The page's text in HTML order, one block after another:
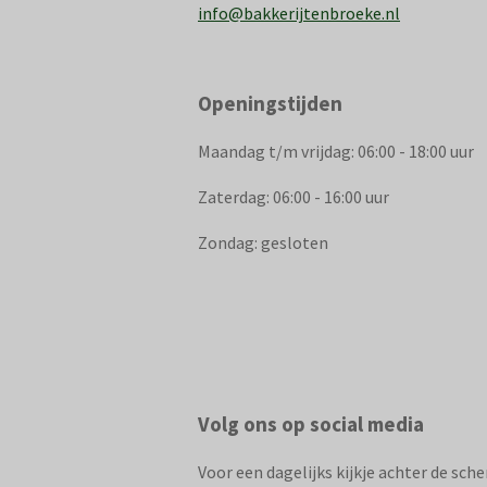
info@bakkerijtenbroeke.nl
Openingstijden
Maandag t/m vrijdag: 06:00 - 18:00 uur
Zaterdag: 06:00 - 16:00 uur
Zondag: gesloten
Volg ons op social media
Voor een dagelijks kijkje achter de